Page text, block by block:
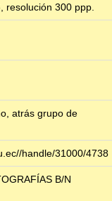
resolución 300 ppp.
atrás grupo de
handle/31000/4738
B/N